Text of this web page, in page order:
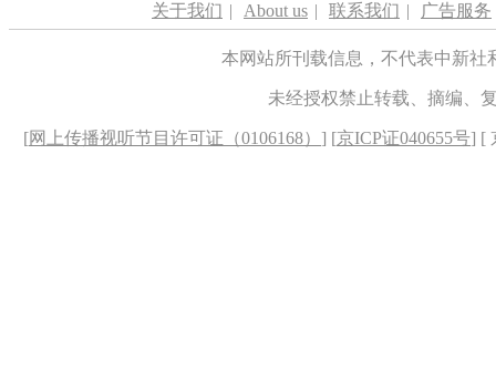
关于我们 | About us | 联系我们 | 广告服务
本网站所刊载信息，不代表中新
未经授权禁止转载、摘编、
[网上传播视听节目许可证（0106168） ] [京ICP证040655号] [